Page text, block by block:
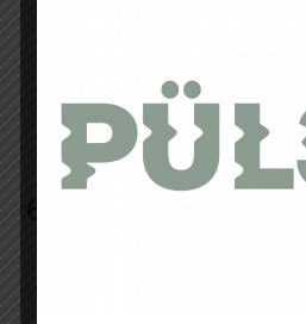
contente et je me dis
On verra, je ne me
là dessus,
comment ce premier
si il va ou non «